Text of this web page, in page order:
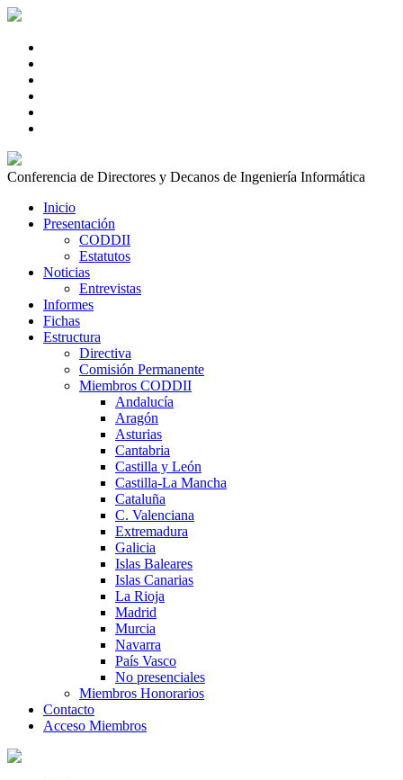
Conferencia de Directores y Decanos de Ingeniería Informática
Inicio
Presentación
CODDII
Estatutos
Noticias
Entrevistas
Informes
Fichas
Estructura
Directiva
Comisión Permanente
Miembros CODDII
Andalucía
Aragón
Asturias
Cantabria
Castilla y León
Castilla-La Mancha
Cataluña
C. Valenciana
Extremadura
Galicia
Islas Baleares
Islas Canarias
La Rioja
Madrid
Murcia
Navarra
País Vasco
No presenciales
Miembros Honorarios
Contacto
Acceso Miembros